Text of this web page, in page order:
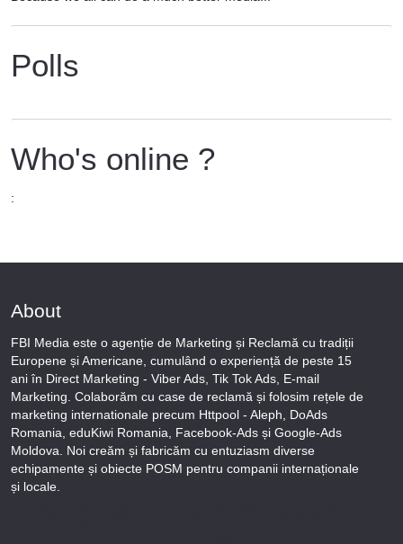
Polls
Who's online ?
:
About
FBI Media este o agenție de Marketing și Reclamă cu tradiții
Europene și Americane, cumulând o experiență de peste 15
ani în Direct Marketing - Viber Ads, Tik Tok Ads, E-mail
Marketing. Colaborăm cu case de reclamă și folosim rețele de
marketing internationale precum Httpool - Aleph, DoAds
Romania, eduKiwi Romania, Facebook-Ads și Google-Ads
Moldova. Noi creăm și fabricăm cu entuziasm diverse
echipamente și obiecte POSM pentru companii internaționale
și locale.